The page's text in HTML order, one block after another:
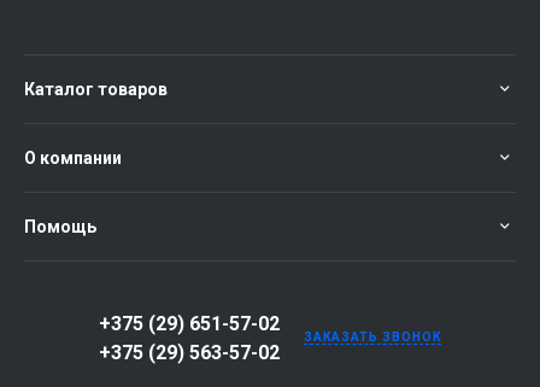
Каталог товаров
О компании
Помощь
+375 (29) 651-57-02
+375 (29) 563-57-02
ЗАКАЗАТЬ ЗВОНОК